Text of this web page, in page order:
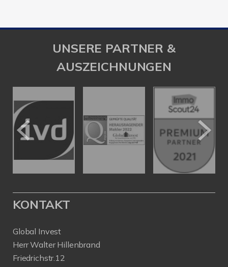
UNSERE PARTNER &
AUSZEICHNUNGEN
KONTAKT
Global Invest
Herr Walter Hillenbrand
Friedrichstr.12